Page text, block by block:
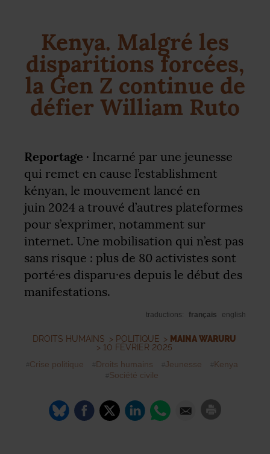
Kenya. Malgré les
disparitions forcées,
la Gen Z continue de
défier William Ruto
Reportage · Incarné par une jeunesse
qui remet en cause l’establishment
kényan, le mouvement lancé en
juin 2024 a trouvé d’autres plateformes
pour s’exprimer, notamment sur
internet. Une mobilisation qui n’est pas
sans risque : plus de 80 activistes sont
porté·es disparu·es depuis le début des
manifestations.
traductions: français english
DROITS HUMAINS > POLITIQUE > MAINA WARURU
> 10 FÉVRIER 2025
Crise politique Droits humains Jeunesse
Kenya
Société civile